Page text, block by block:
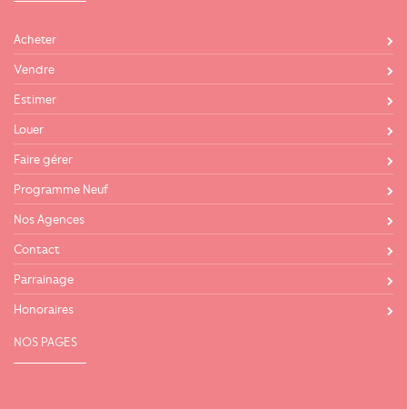
Acheter
Vendre
Estimer
Louer
Faire gérer
Programme Neuf
Nos Agences
Contact
Parrainage
Honoraires
NOS PAGES